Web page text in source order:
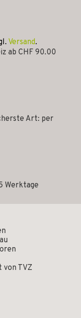
Versand.
ab CHF 90.00
Art: per
Werktage
von TVZ